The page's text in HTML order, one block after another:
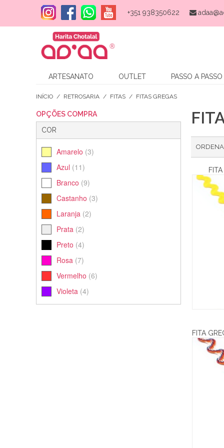
+351 938350622
ARTESANATO OUTLET PASSO A PASSO
INÍCIO / RETROSARIA / FITAS / FITAS GREGAS
OPÇÕES COMPRA
COR
Amarelo (3)
Azul (11)
Branco (9)
Castanho (3)
Laranja (2)
Prata (2)
Preto (4)
Rosa (7)
Vermelho (6)
Violeta (4)